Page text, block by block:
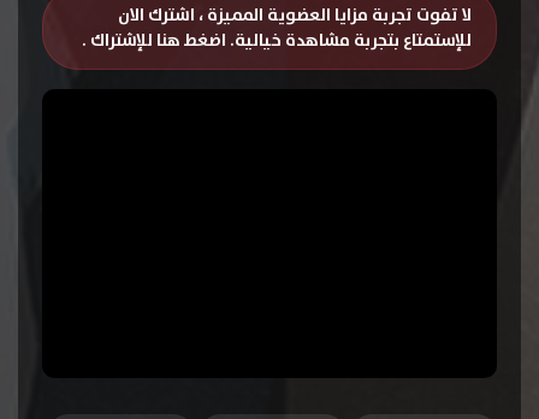
لا تفوت تجربة مزايا العضوية المميزة ، اشترك الان
للإستمتاع بتجربة مشاهدة خيالية. اضغط هنا للإشتراك .